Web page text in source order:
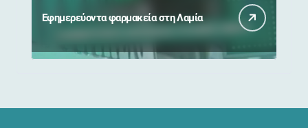
Εφημερεύοντα φαρμακεία στη Λαμία